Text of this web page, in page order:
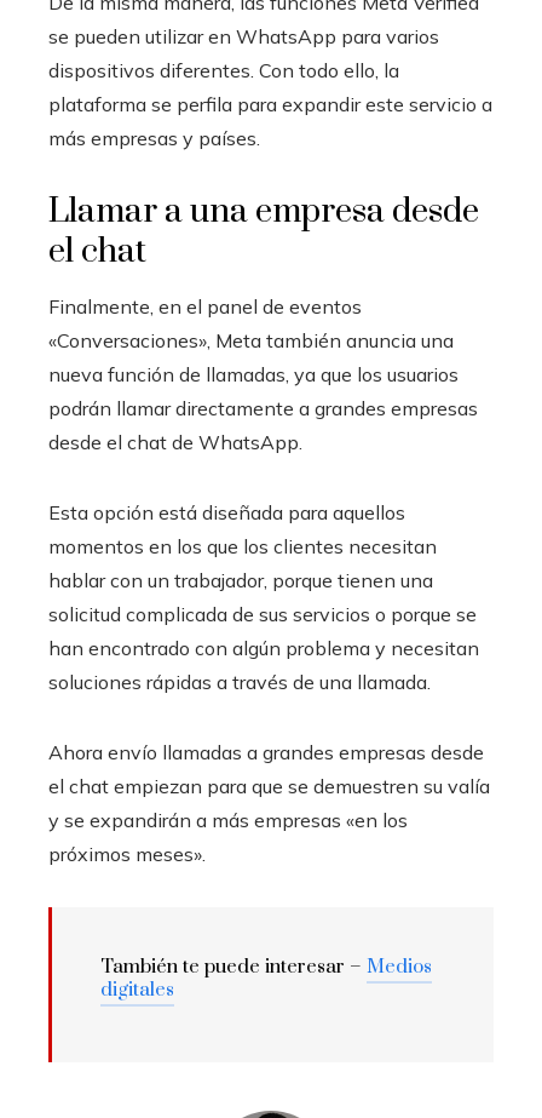
se pueden utilizar en WhatsApp para varios
dispositivos diferentes. Con todo ello, la
plataforma se perfila para expandir este servicio a
más empresas y países.
Llamar a una empresa desde
el chat
Finalmente, en el panel de eventos
«Conversaciones», Meta también anuncia una
nueva función de llamadas, ya que los usuarios
podrán llamar directamente a grandes empresas
desde el chat de WhatsApp.
Esta opción está diseñada para aquellos
momentos en los que los clientes necesitan
hablar con un trabajador, porque tienen una
solicitud complicada de sus servicios o porque se
han encontrado con algún problema y necesitan
soluciones rápidas a través de una llamada.
Ahora envío llamadas a grandes empresas desde
el chat empiezan para que se demuestren su valía
y se expandirán a más empresas «en los
próximos meses».
También te puede interesar – Medios
digitales